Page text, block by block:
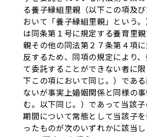
る養子縁組里親（以下この項及
おいて「養子縁組里親」という
は同条第１号に規定する養育里
親その他の同法第２７条第４項
反するため、同項の規定により
て委託することができない者に
下この項において同じ。）であ
ないが事実上婚姻関係と同様の
む。以下同じ。）であって当該
期間について常態として当該子
ったものが次のいずれかに該当